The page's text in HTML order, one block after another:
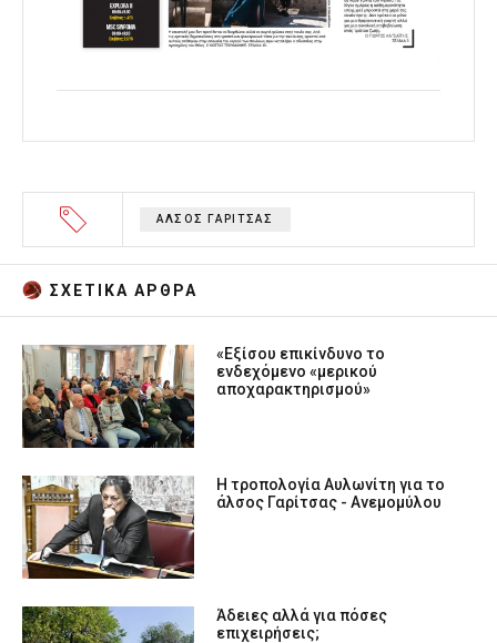
ΑΛΣΟΣ ΓΑΡΙΤΣΑΣ
ΣΧΕΤΙΚA AΡΘΡΑ
«Εξίσου επικίνδυνο το
ενδεχόμενο «μερικού
αποχαρακτηρισμού»
Η τροπολογία Αυλωνίτη για το
άλσος Γαρίτσας - Ανεμομύλου
Άδειες αλλά για πόσες
επιχειρήσεις;